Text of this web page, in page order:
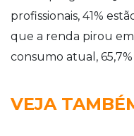
profissionais, 41%
que a renda pirou
consumo atual,
VEJA